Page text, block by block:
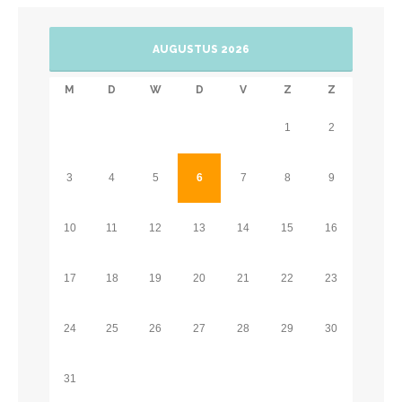
AUGUSTUS 2026
M D W D V Z Z
1 2
3 4 5 6 7 8 9
10 11 12 13 14 15 16
17 18 19 20 21 22 23
24 25 26 27 28 29 30
31